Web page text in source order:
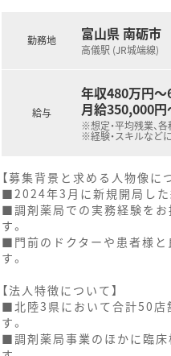
勤務地 富山県 南砺市
高儀駅 (JR城端線)
給与
年収480万円～
月給350,000
※想定・平均残業、
※経験・スキルなど
【募集背景と求める人物像に
■2024年3月に新規開局した
■調剤薬局での実務経験をお
す。
■門前のドクターや患者様と
す。
【法人特徴について】
■北陸3県において合計50店
す。
■調剤薬局事業のほかに臨床